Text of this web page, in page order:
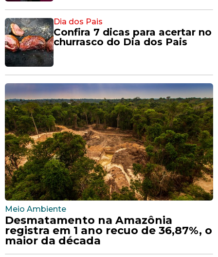
Dia dos Pais
Confira 7 dicas para acertar no
churrasco do Dia dos Pais
Meio Ambiente
Desmatamento na Amazônia
registra em 1 ano recuo de 36,87%, o
maior da década